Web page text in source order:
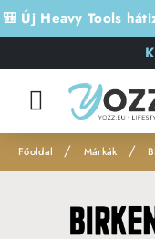
🎒 Új Heavy Tools
h
Márkák